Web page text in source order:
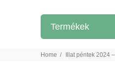
Termékek
Home Illat péntek 2024